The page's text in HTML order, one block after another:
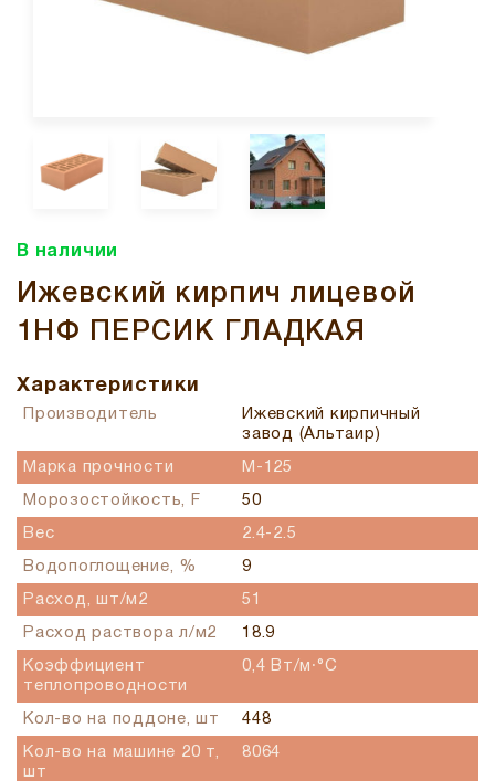
В наличии
Ижевский кирпич лицевой
1НФ ПЕРСИК ГЛАДКАЯ
Характеристики
Производитель
Ижевский кирпичный
завод (Альтаир)
Марка прочности M-125
Морозостойкость, F 50
Вес 2.4-2.5
Водопоглощение, % 9
Расход, шт/м2 51
Расход раствора л/м2 18.9
Коэффициент
теплопроводности
0,4 Вт/м∙°С
Кол-во на поддоне, шт 448
Кол-во на машине 20 т,
шт
8064